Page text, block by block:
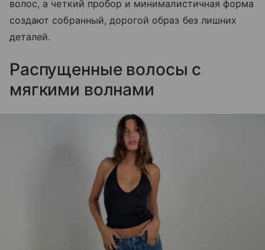
волос, а четкий пробор и минималистичная форма
создают собранный, дорогой образ без лишних
деталей.
Распущенные волосы с
мягкими волнами